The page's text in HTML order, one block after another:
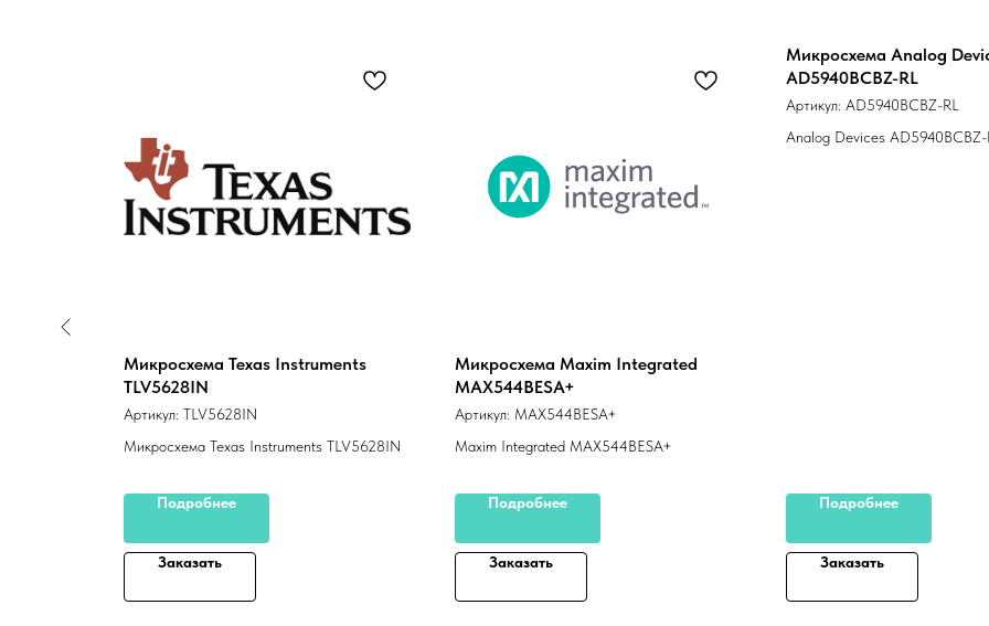
Микросхема Texas Instruments
TLV5628IN
Артикул: TLV5628IN
Микросхема Texas Instruments TLV5628IN
Подробнее
Заказать
Микросхема Maxim Integrated
MAX544BESA+
Артикул: MAX544BESA+
Maxim Integrated MAX544BESA+
Подробнее
Заказать
Микросхема Analog
AD5940BCBZ-RL
Артикул: AD5940BCBZ-RL
Analog Devices AD5940BCBZ-
Подробнее
Заказать